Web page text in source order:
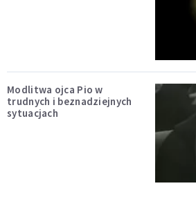
Modlitwa ojca Pio w
trudnych i beznadziejnych
sytuacjach